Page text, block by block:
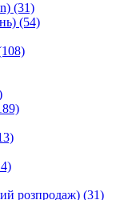
(31)
(54)
розпродаж) (31)